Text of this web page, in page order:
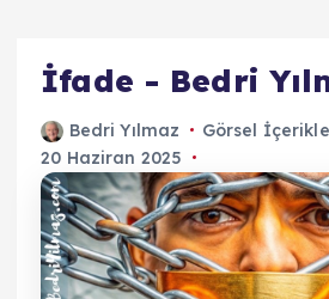
İfade - Bedri
Bedri Yılmaz
Görsel
20 Haziran 2025